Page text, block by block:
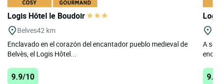
Logis Hôtel le Boudoir
Belves42 km
Enclavado en el corazón del encantador pueblo medieval de
Belvès, el Logis Hôtel...
9.9/10
A